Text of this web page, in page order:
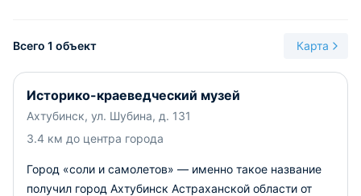
Всего 1 объект Карта
Историко-краеведческий музей
Ахтубинск, ул. Шубина, д. 131
3.4 км до центра города
Город «соли и самолетов» — именно такое название
получил город Ахтубинск Астраханской области от